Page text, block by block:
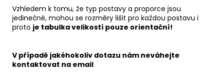
Vzhledem k tomu, že typ postavy a proporce jsou
jedinečné, mohou se rozměry lišit pro každou postavu i
proto je tabulka velikostí pouze orientační!
V případě jakéhokoliv dotazu nám neváhejte
kontaktovat na email